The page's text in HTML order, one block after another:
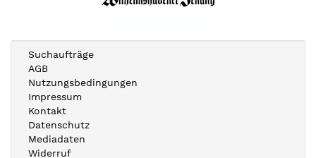
Suchaufträge
AGB
Nutzungsbedingungen
Impressum
Kontakt
Datenschutz
Mediadaten
Widerruf